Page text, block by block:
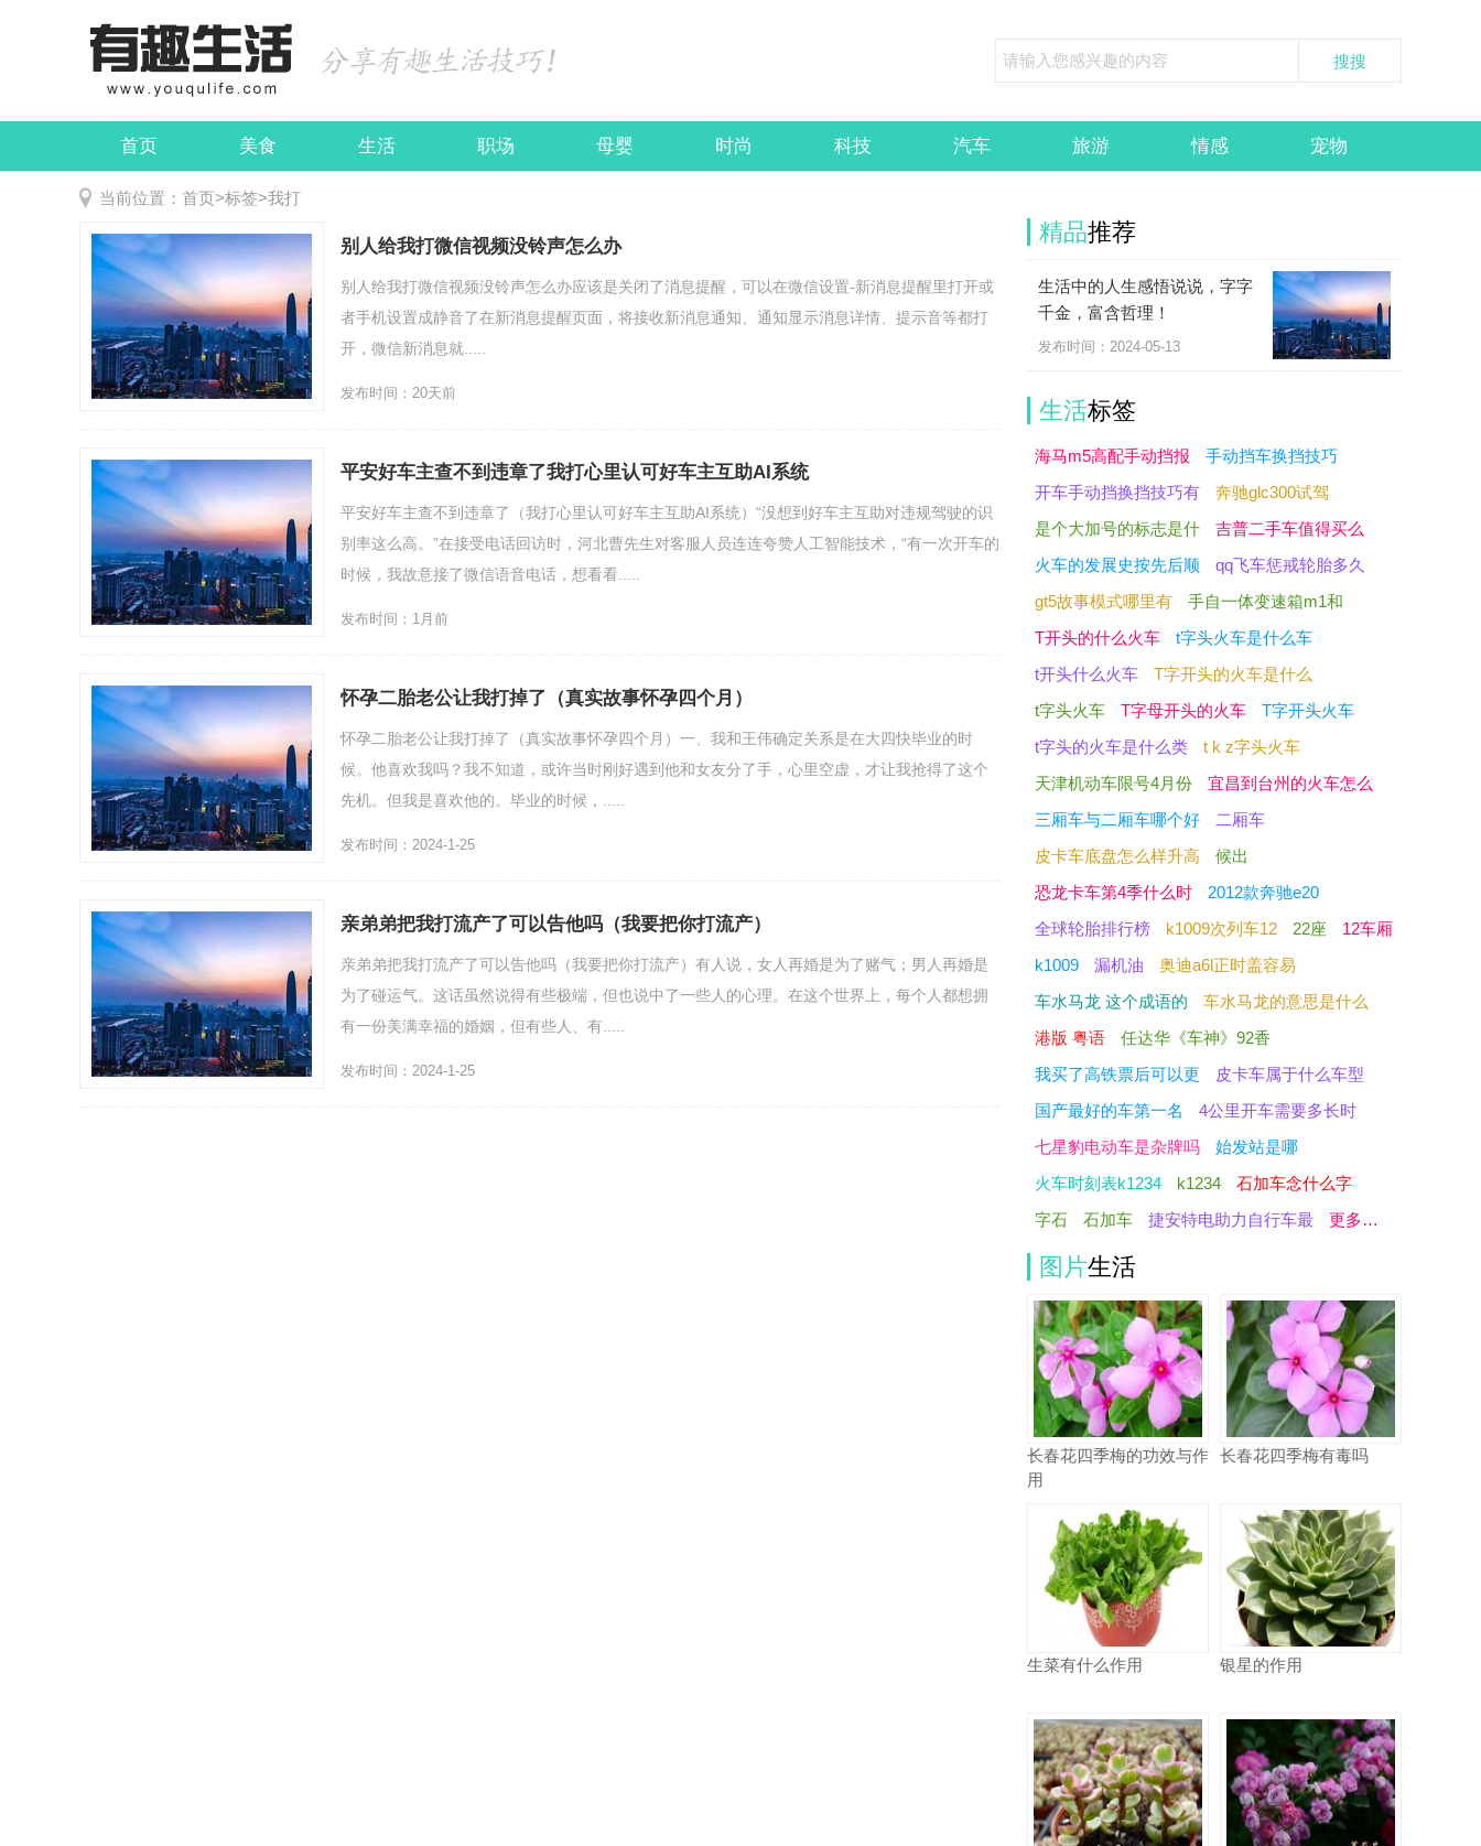
首页 美食 生活 职场 母婴 时尚 科技 汽车 旅游 情感 宠物
娱乐 民俗
当前位置： 首页>标签>我打
别人给我打微信视频没铃声怎么办
别人给我打微信视频没铃声怎么办应该是关闭了消息提醒，可以在微信设置-新消息提醒里打开或
者手机设置成静音了在新消息提醒页面，将接收新消息通知、通知显示消息详情、提示音等都打
开，微信新消息就.....
发布时间：20天前
平安好车主查不到违章了我打心里认可好车主互助AI系统
平安好车主查不到违章了（我打心里认可好车主互助AI系统）“没想到好车主互助对违规驾驶的识
别率这么高。”在接受电话回访时，河北曹先生对客服人员连连夸赞人工智能技术，“有一次开车的
时候，我故意接了微信语音电话，想看看.....
发布时间：1月前
怀孕二胎老公让我打掉了（真实故事怀孕四个月）
怀孕二胎老公让我打掉了（真实故事怀孕四个月）一、我和王伟确定关系是在大四快毕业的时
候。他喜欢我吗？我不知道，或许当时刚好遇到他和女友分了手，心里空虚，才让我抢得了这个
先机。但我是喜欢他的。毕业的时候，.....
发布时间：2024-1-25
亲弟弟把我打流产了可以告他吗（我要把你打流产）
亲弟弟把我打流产了可以告他吗（我要把你打流产）有人说，女人再婚是为了赌气；男人再婚是
为了碰运气。这话虽然说得有些极端，但也说中了一些人的心理。在这个世界上，每个人都想拥
有一份美满幸福的婚姻，但有些人、有.....
发布时间：2024-1-25
精品推荐
生活中的人生感悟说说，字字
千金，富含哲理！
发布时间：2024-05-13
生活标签
海马m5高配手动挡报
手动挡车换挡技巧
开车手动挡换挡技巧有
奔驰glc300试驾
是个大加号的标志是什
吉普二手车值得买么
火车的发展史按先后顺
qq飞车惩戒轮胎多久
gt5故事模式哪里有
手自一体变速箱m1和
T开头的什么火车
t字头火车是什么车
t开头什么火车
T字开头的火车是什么
t字头火车
T字母开头的火车
T字开头火车
t字头的火车是什么类
t k z字头火车
天津机动车限号4月份
宜昌到台州的火车怎么
三厢车与二厢车哪个好
二厢车
皮卡车底盘怎么样升高
候出
恐龙卡车第4季什么时
2012款奔驰e20
全球轮胎排行榜
k1009次列车12 22座
12车厢
k1009
漏机油
奥迪a6l正时盖容易
车水马龙 这个成语的
车水马龙的意思是什么
港版 粤语
任达华《车神》92香
我买了高铁票后可以更
皮卡车属于什么车型
国产最好的车第一名
4公里开车需要多长时
七星豹电动车是杂牌吗
始发站是哪
火车时刻表k1234
k1234
石加车念什么字
字石
石加车 捷安特电助力自行车最 更多…
图片生活
长春花四季梅的功效与作
用
长春花四季梅有毒吗
生菜有什么作用 银星的作用